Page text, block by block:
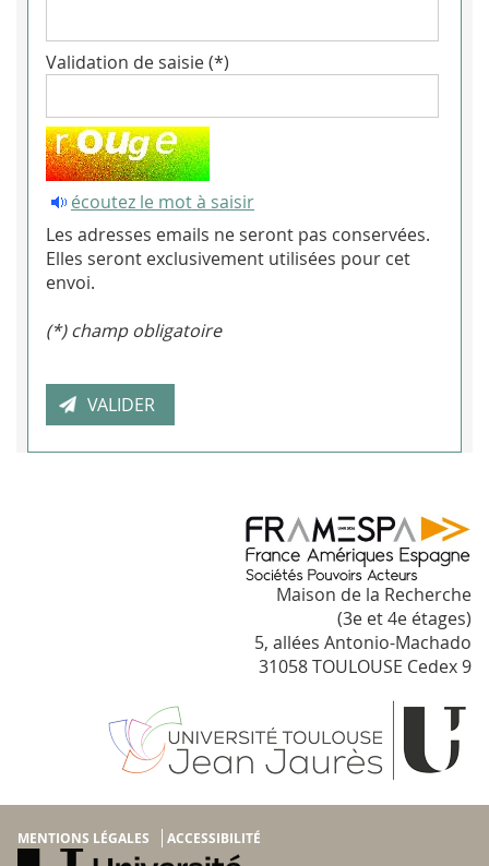
Validation de saisie (*)
écoutez le mot à saisir
Les adresses emails ne seront pas conservées.
Elles seront exclusivement utilisées pour cet
envoi.
(*) champ obligatoire
Maison de la Recherche
(3e et 4e étages)
5, allées Antonio-Machado
31058 TOULOUSE Cedex 9
MENTIONS LÉGALES ACCESSIBILITÉ